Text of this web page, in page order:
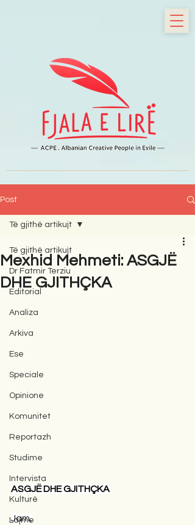
Post
Të gjithë artikujt
Dr Fatmir Terziu
Editorial
Analiza
Arkiva
Ese
Speciale
Opinione
Komunitet
Reportazh
Studime
Intervista
Kulturë
Lajme
Të gjithë artikujt
Mexhid Mehmeti: ASGJË
DHE GJITHÇKA
ASGJË DHE GJITHÇKA
Jam,